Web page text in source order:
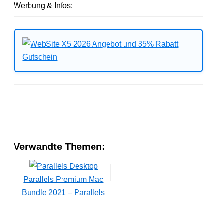
Werbung & Infos:
Verwandte Themen:
Parallels Premium Mac
Bundle 2021 – Parallels